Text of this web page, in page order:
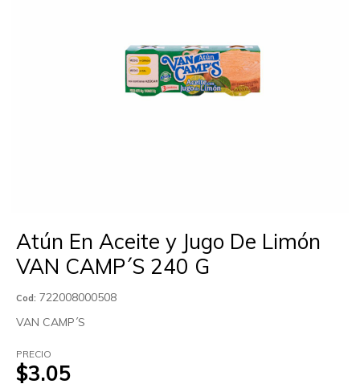
Atún En Aceite y Jugo De Limón
VAN CAMP´S 240 G
Cod: 722008000508
VAN CAMP´S
PRECIO
$3.05